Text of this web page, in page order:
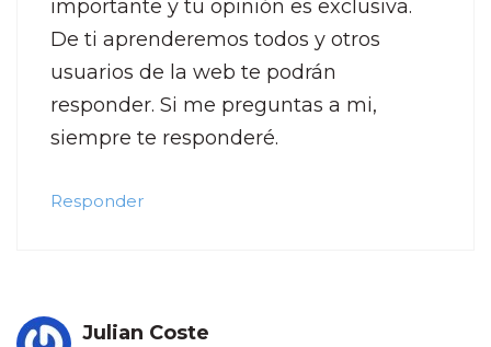
importante y tu opinión es exclusiva.
De ti aprenderemos todos y otros
usuarios de la web te podrán
responder. Si me preguntas a mi,
siempre te responderé.
Responder
Julian Coste